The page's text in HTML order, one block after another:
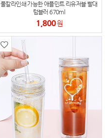
풀칼라인쇄 가능한 애플민트 리유저블 빨대
텀블러 670ml
1,800원